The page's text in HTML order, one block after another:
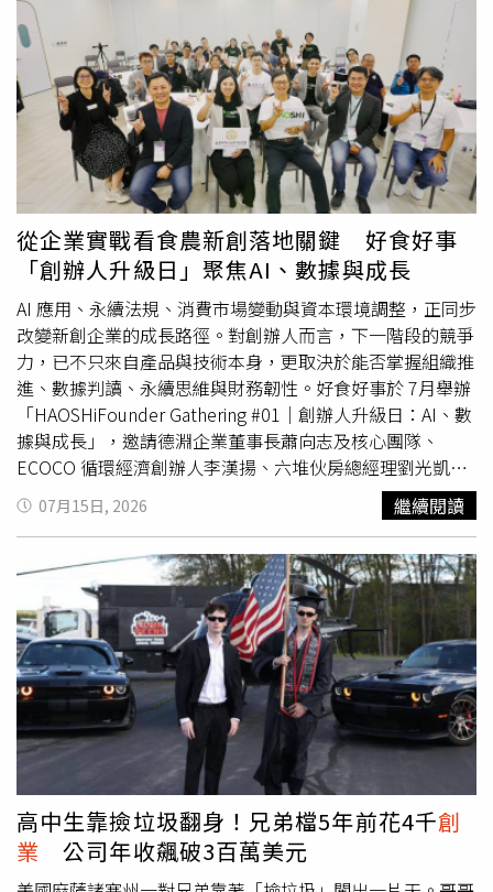
廳，大豆沙拉油用量約70％，因缺乏監督機制，除了面對顧
客的質疑，恐怕只能靠業者的良心，但這種小餐廳飯館滿街
都是，政府稽查人力根本無法全面顧及，反而是食安問題的
破口。
化，強調「共創價值、共享成果、永續發展」，不只成功開
創了泛宏碁集團40多家上市櫃公司，深深影響了台灣科技產
業，更為全球的企業治理提供了最重要的東方典範。台灣上
市櫃公司協會長期以上市、上櫃企業主及專業人士為核心，
透過企業交流、政策對話、講座學習、產業合作及公益參
與，建立企業家共同學習與交流的平台；東方領袖人物也是
周俊吉擔任台灣上市櫃公司協會理事長任內推動的重要項目
之一。適逢任期即將屆滿，他也分享信義企業集團長期秉持
「先義後利」的理念，與上市櫃企業共勉，唯有兼顧誠信、
人才培育與社會責任，才能創造長遠價值。台灣上市櫃公司
協會首屆「東方領袖人物」出爐，宏碁創辦人施振榮（前排
右四）獲獎，賴清德總統（前排右五）出席頒獎。合照者前
排左一起宏碁集團共同創辦人黃少華、桃園市長張善政、潘
文淵文教基金會董事長史欽泰、上市櫃公司協會理事長暨信
義企業集團創辦人周俊吉、賴清德總統、宏碁創辦人伉儷施
振榮與葉紫華、台灣評鑑協會名譽理事長許士軍、公益平台
文化基金會董事長嚴長壽。合照者後排左一起上市櫃公司協
會榮譽理事長蔡榮騰、上市櫃公司協會榮譽理事長黃偉祥、
上市櫃公司協會副理事長曾銘宗、上市櫃公司協會副理事長
賴杉桂、上市櫃公司協會秘書長施明豪、緯創資通董事長林
憲銘、宏碁集團共同創辦人邰中和、陽明交通大學校長林奇
宏、宏碁集團董事長陳俊聖、和碩聯合科技董事長童子賢、
佳世達科技董事長陳其宏。
國民黨一貫利用「連連看」方式，在沒有任何證據的情況下
含沙射影、抹黑攻擊，如今更企圖透過幾張公開活動照片，
指控賴清德與特定業者關係匪淺。他強調，根據公開資料，
洪堯昆歷年政治獻金主要捐給國民黨人士，包括立委鄭天
財、馬文君、萬美玲，以及2024總統大選期間的國民黨總
統候選人侯友宜，甚至也曾捐給國民黨中央黨部。「一張合
照能說明什麼？」吳崢表示，相較於公開場合合影，政治獻
金往來更能反映彼此之間的關係。他批評，國民黨若要質疑
業者與民進黨關係良好，應先向社會說明與相關業者之間的
政治獻金往來，而不是企圖透過含沙射影的方式轉移食安事
件焦點。
從企業實戰看食農新創落地關鍵 好食好事
「創辦人升級日」聚焦AI、數據與成長
AI 應用、永續法規、消費市場變動與資本環境調整，正同步
改變新創企業的成長路徑。對創辦人而言，下一階段的競爭
力，已不只來自產品與技術本身，更取決於能否掌握組織推
進、數據判讀、永續思維與財務韌性。好食好事於 7月舉辦
「HAOSHiFounder Gathering #01｜創辦人升級日：AI、數
據與成長」，邀請德淵企業董事長蕭向志及核心團隊、
ECOCO 循環經濟創辦人李漢揚、六堆伙房總經理劉光凱，
以及WeMo Scooter 創辦人吳昕霈，與好食好事生態系夥伴
交流。 四組講者分別來自上市企業、循環經濟、餐飲品牌
與共享移動平台，從不同產業的第一線經驗，回應新創走向
市場前必須面對的關鍵課題。好食好事於 7月舉辦
「HAOSHi Founder Gathering _01｜創辦人升級日：AI、數
據與成長」。（圖片提供／頂新和德好食好事）永續材料成
為食品供應鏈新課題隨著減塑與永續法規推進，食品包裝材
料的選擇，正成為企業因應市場與通路要求的重要環節。德
淵企業分享可分解黏膠與綠色材料在外銷蔬果標籤、寶特瓶
易脫標籤與包裝減量上的應用，也讓在與會者看見，包裝選
擇不只牽涉成本，更與法規因應、品牌形象與通路要求密切
相關。蕭向志董事長也提出企業創新過程中的「有效試錯」
觀點。面對新材料、新市場與新應用場景，團隊需要在可控
範圍內持續驗證，並將市場回饋轉化為下一步決策依據。AI
導入考驗組織推進力AI 導入的難題，往往不只在工具本身，
07月15日, 2026 繼續閱讀
高中生靠撿垃圾翻身！兄弟檔5年前花4千創
業 公司年收飆破3百萬美元